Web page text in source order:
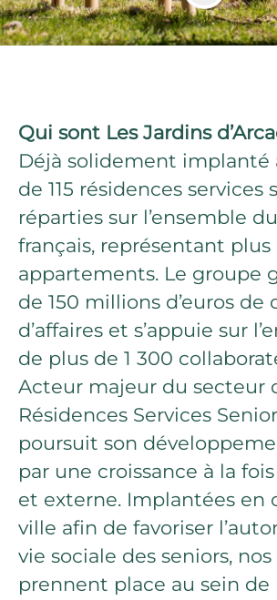
Qui sont Les Jardins
Déjà solidement implanté
de 115 résidences services
réparties sur l’ensemble
français, représentant plus
appartements. Le groupe
de 150 millions d’euros de
d’affaires et s’appuie sur
de plus de 1 300
Acteur majeur du secteur
Résidences Services
poursuit son
par une croissance à la
et externe. Implantées en
ville afin de favoriser
vie sociale des seniors,
prennent place au sein